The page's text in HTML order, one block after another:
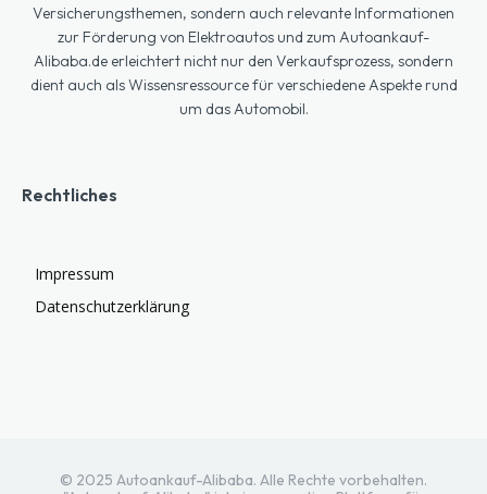
Versicherungsthemen, sondern auch relevante Informationen
zur Förderung von Elektroautos und zum Autoankauf-
Alibaba.de erleichtert nicht nur den Verkaufsprozess, sondern
dient auch als Wissensressource für verschiedene Aspekte rund
um das Automobil.
Rechtliches
Impressum
Datenschutzerklärung
© 2025 Autoankauf-Alibaba. Alle Rechte vorbehalten.